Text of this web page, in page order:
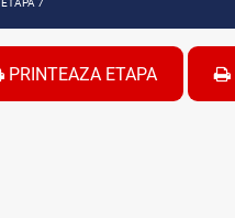
ETAPA 7
PRINTEAZA ETAPA